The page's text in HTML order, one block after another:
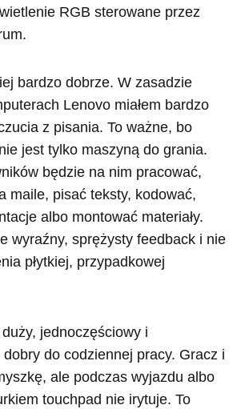
RGB sterowane przez
bardzo dobrze. W zasadzie
Lenovo miałem bardzo
z pisania. To ważne, bo
jest tylko maszyną do grania.
będzie na nim pracować,
maile, pisać teksty, kodować,
albo montować materiały.
wyraźny, sprężysty feedback i nie
płytkiej, przypadkowej
jednoczęściowy i
do codziennej pracy. Gracz i
ale podczas wyjazdu albo
touchpad nie irytuje. To